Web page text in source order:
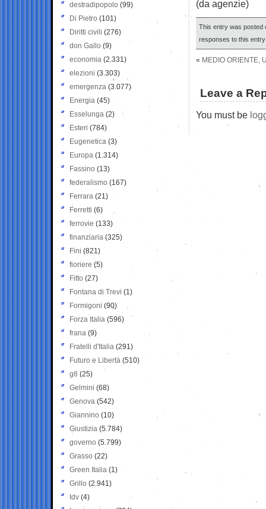
(da agenzie)
This entry was posted
responses to this
« MEDIO ORIENTE,
Leave a
You must be
destradipopolo (99)
Di Pietro (101)
Diritti civili (276)
don Gallo (9)
economia (2.331)
elezioni (3.303)
emergenza (3.077)
Energia (45)
Esselunga (2)
Esteri (784)
Eugenetica (3)
Europa (1.314)
Fassino (13)
federalismo (167)
Ferrara (21)
Ferretti (6)
ferrovie (133)
finanziaria (325)
Fini (821)
fioriere (5)
Fitto (27)
Fontana di Trevi (1)
Formigoni (90)
Forza Italia (596)
frana (9)
Fratelli d'Italia (291)
Futuro e Libertà (510)
g8 (25)
Gelmini (68)
Genova (542)
Giannino (10)
Giustizia (5.784)
governo (5.799)
Grasso (22)
Green Italia (1)
Grillo (2.941)
Idv (4)